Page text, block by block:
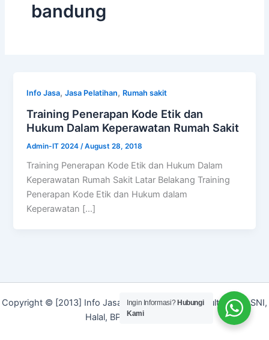
bandung
Info Jasa,Jasa Pelatihan, Rumah sakit
Training Penerapan Kode Etik dan
Hukum Dalam Keperawatan Rumah Sakit
Admin-IT 2024 /August 28, 2018
Training Penerapan Kode Etik dan Hukum Dalam
Keperawatan Rumah Sakit Latar Belakang Training
Penerapan Kode Etik dan Hukum dalam
Keperawatan […]
Copyright © [2013] Info Jasa | Layanan Jasa Konsultan ISO, SNI,
Halal, BPOM dan Merek]
Ingin Informasi? Hubungi
Kami